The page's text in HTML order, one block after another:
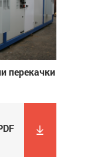
перекачки